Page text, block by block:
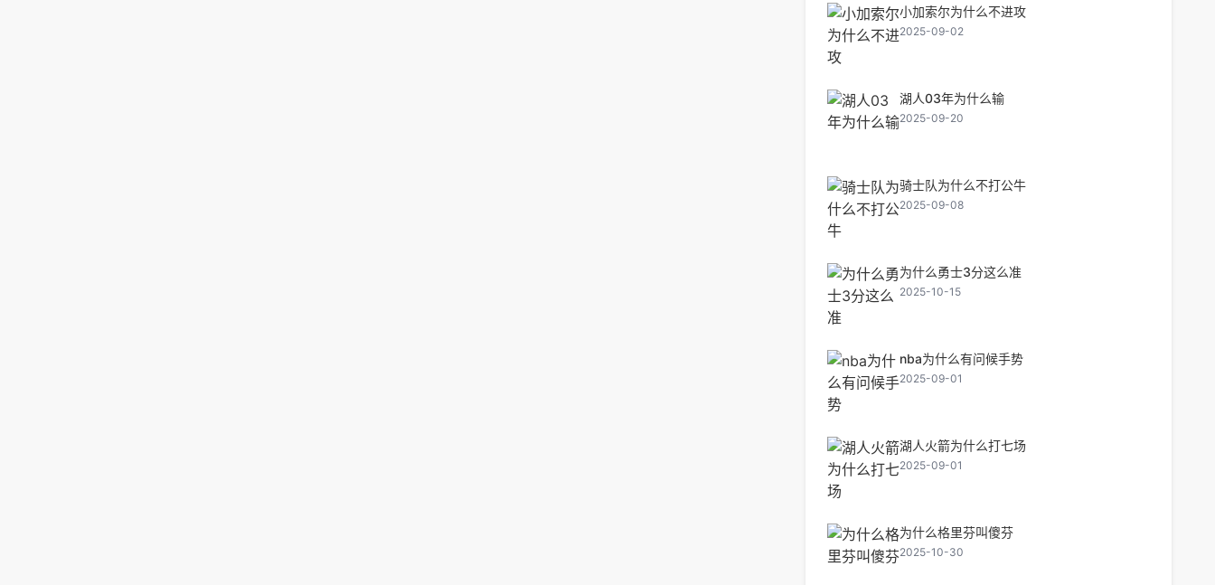
小加索尔为什么不进攻
2025-09-02
湖人03年为什么输
2025-09-20
骑士队为什么不打公牛
2025-09-08
为什么勇士3分这么准
2025-10-15
nba为什么有问候手势
2025-09-01
湖人火箭为什么打七场
2025-09-01
为什么格里芬叫傻芬
2025-10-30